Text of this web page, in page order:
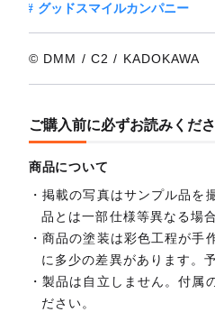
グッドスマイルカンパニー
© DMM / C2 / KADOKAWA
ご購入前に必ずお読みくだ
商品について
掲載の写真はサンプル品を
品とは一部仕様等異なる場
商品の塗装は彩色工程が手
に多少の差異があります。
製品は自立しません。付属
ださい。